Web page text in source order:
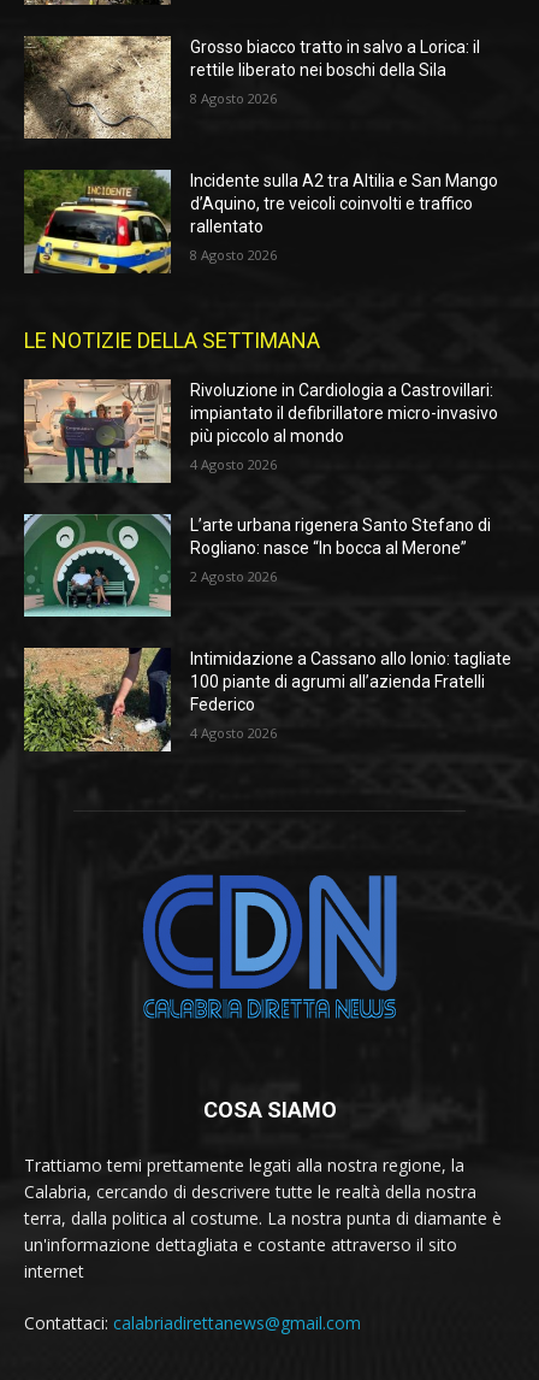
Grosso biacco tratto in salvo a Lorica: il
rettile liberato nei boschi della Sila
8 Agosto 2026
Incidente sulla A2 tra Altilia e San Mango
d’Aquino, tre veicoli coinvolti e traffico
rallentato
8 Agosto 2026
LE NOTIZIE DELLA SETTIMANA
Rivoluzione in Cardiologia a Castrovillari:
impiantato il defibrillatore micro-invasivo
più piccolo al mondo
4 Agosto 2026
L’arte urbana rigenera Santo Stefano di
Rogliano: nasce “In bocca al Merone”
2 Agosto 2026
Intimidazione a Cassano allo Ionio: tagliate
100 piante di agrumi all’azienda Fratelli
Federico
4 Agosto 2026
COSA SIAMO
Trattiamo temi prettamente legati alla nostra regione, la
Calabria, cercando di descrivere tutte le realtà della nostra
terra, dalla politica al costume. La nostra punta di diamante è
un'informazione dettagliata e costante attraverso il sito
internet
Contattaci: calabriadirettanews@gmail.com